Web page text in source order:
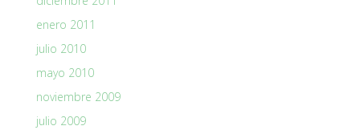
enero 2011
julio 2010
mayo 2010
noviembre 2009
julio 2009